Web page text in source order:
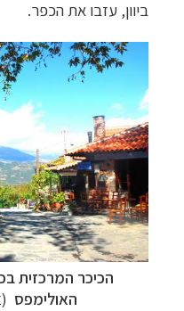
ביוון, עזבו את הכפר.
הכיכר המרכזית
האולימפס